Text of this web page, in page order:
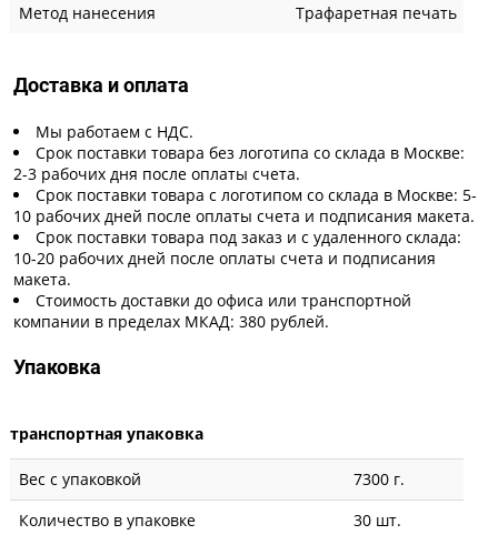
Метод нанесения
Трафаретная печать
Доставка и оплата
Мы работаем с НДС.
Срок поставки товара без логотипа со склада в Москве:
2-3 рабочих дня после оплаты счета.
Срок поставки товара с логотипом со склада в Москве: 5-
10 рабочих дней после оплаты счета и подписания макета.
Срок поставки товара под заказ и с удаленного склада:
10-20 рабочих дней после оплаты счета и подписания
макета.
Стоимость доставки до офиса или транспортной
компании в пределах МКАД: 380 рублей.
Упаковка
транспортная упаковка
Вес с упаковкой
7300 г.
Количество в упаковке
30 шт.